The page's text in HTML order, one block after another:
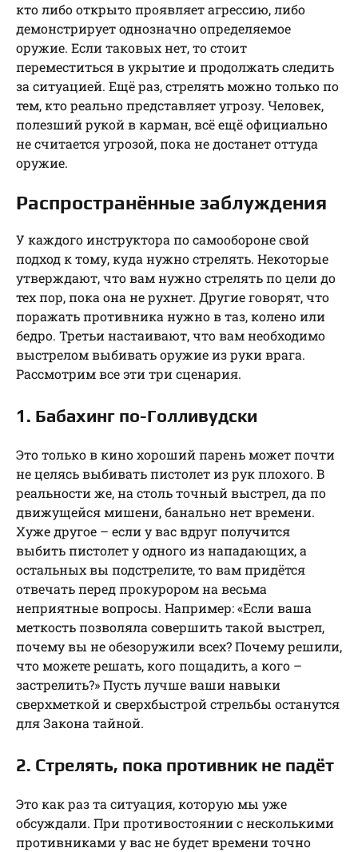
кто либо открыто проявляет агрессию, либо
демонстрирует однозначно определяемое
оружие. Если таковых нет, то стоит
переместиться в укрытие и продолжать следить
за ситуацией. Ещё раз, стрелять можно только по
тем, кто реально представляет угрозу. Человек,
полезший рукой в карман, всё ещё официально
не считается угрозой, пока не достанет оттуда
оружие.
Распространённые заблуждения
У каждого инструктора по самообороне свой
подход к тому, куда нужно стрелять. Некоторые
утверждают, что вам нужно стрелять по цели до
тех пор, пока она не рухнет. Другие говорят, что
поражать противника нужно в таз, колено или
бедро. Третьи настаивают, что вам необходимо
выстрелом выбивать оружие из руки врага.
Рассмотрим все эти три сценария.
1. Бабахинг по-Голливудски
Это только в кино хороший парень может почти
не целясь выбивать пистолет из рук плохого. В
реальности же, на столь точный выстрел, да по
движущейся мишени, банально нет времени.
Хуже другое – если у вас вдруг получится
выбить пистолет у одного из нападающих, а
остальных вы подстрелите, то вам придётся
отвечать перед прокурором на весьма
неприятные вопросы. Например: «Если ваша
меткость позволяла совершить такой выстрел,
почему вы не обезоружили всех? Почему решили,
что можете решать, кого пощадить, а кого –
застрелить?» Пусть лучше ваши навыки
сверхметкой и сверхбыстрой стрельбы останутся
для Закона тайной.
2. Стрелять, пока противник не падёт
Это как раз та ситуация, которую мы уже
обсуждали. При противостоянии с несколькими
противниками у вас не будет времени точно